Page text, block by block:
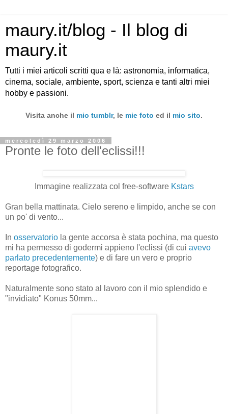
maury.it/blog - Il blog di
maury.it
Tutti i miei articoli scritti qua e là: astronomia, informatica,
cinema, sociale, ambiente, sport, scienza e tanti altri miei
hobby e passioni.
Visita anche il mio tumblr, le mie foto ed il mio sito.
mercoledì 29 marzo 2006
Pronte le foto dell'eclissi!!!
Immagine realizzata col free-software Kstars
Gran bella mattinata. Cielo sereno e limpido, anche se con
un po' di vento...
In osservatorio la gente accorsa è stata pochina, ma questo
mi ha permesso di godermi appieno l'eclissi (di cui avevo
parlato precedentemente) e di fare un vero e proprio
reportage fotografico.
Naturalmente sono stato al lavoro con il mio splendido e
"invidiato" Konus 50mm...